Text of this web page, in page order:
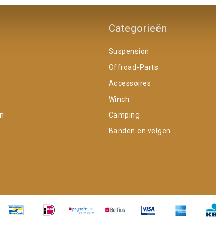
Categorieën
Suspension
Offroad-Parts
Accessoires
Winch
Camping
Banden en velgen